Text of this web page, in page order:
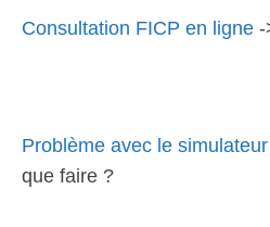
Consultation FICP en ligne -
Problème avec le
que faire ?